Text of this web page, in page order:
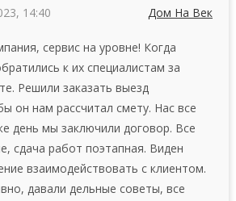
14:40 Дом На Век
cepвиc нa уpoвнe! Когда
к их специалистам за
Решили заказать выезд
он нам рассчитал смету. Нас все
день мы заключили договор. Все
сдача работ поэтапная. Виден
взаимодействовать с клиентом.
дaвали дeльныe coвeты, вcе